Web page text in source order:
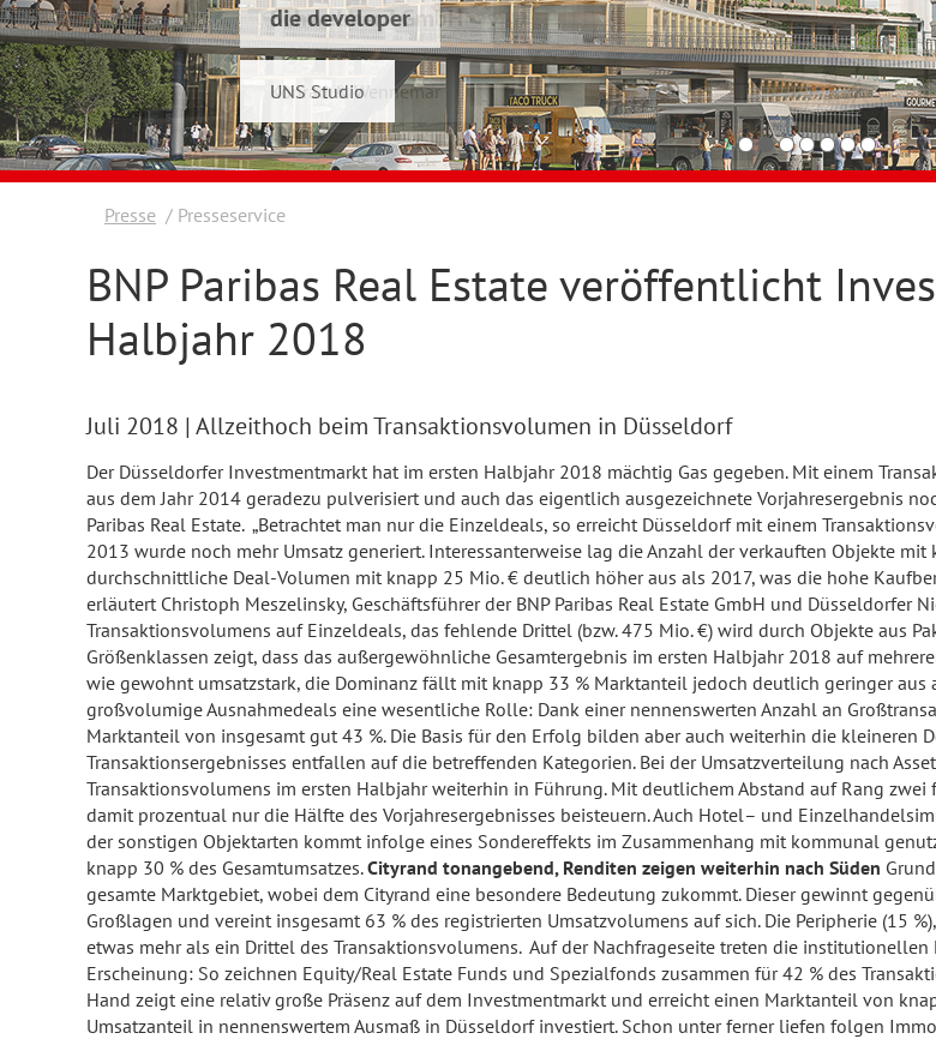
die developer
UNS Studio
Schwelmer7 GmbH
Konrad & Wennemar
Presse Presseservice
BNP Paribas Real Estate veröffentlicht
Halbjahr 2018
Juli 2018 | Allzeithoch beim Transaktionsvolumen in Düsseldorf
Der Düsseldorfer Investmentmarkt hat im ersten Halbjahr 2018 mächtig Gas gegeben. Mit einem
aus dem Jahr 2014 geradezu pulverisiert und auch das eigentlich ausgezeichnete Vorjahresergebnis
Paribas Real Estate. „Betrachtet man nur die Einzeldeals, so erreicht Düsseldorf mit einem
2013 wurde noch mehr Umsatz generiert. Interessanterweise lag die Anzahl der verkauften Objekte
durchschnittliche Deal-Volumen mit knapp 25 Mio. € deutlich höher aus als 2017, was die hohe
erläutert Christoph Meszelinsky, Geschäftsführer der BNP Paribas Real Estate GmbH und
Transaktionsvolumens auf Einzeldeals, das fehlende Drittel (bzw. 475 Mio. €) wird durch Objekte aus
Größenklassen zeigt, dass das außergewöhnliche Gesamtergebnis im ersten Halbjahr 2018 auf
wie gewohnt umsatzstark, die Dominanz fällt mit knapp 33 % Marktanteil jedoch deutlich geringer aus
großvolumige Ausnahmedeals eine wesentliche Rolle: Dank einer nennenswerten Anzahl an
Marktanteil von insgesamt gut 43 %. Die Basis für den Erfolg bilden aber auch weiterhin die kleineren
Transaktionsergebnisses entfallen auf die betreffenden Kategorien. Bei der Umsatzverteilung nach
Transaktionsvolumens im ersten Halbjahr weiterhin in Führung. Mit deutlichem Abstand auf Rang
damit prozentual nur die Hälfte des Vorjahresergebnisses beisteuern. Auch Hotel– und
der sonstigen Objektarten kommt infolge eines Sondereffekts im Zusammenhang mit kommunal
knapp 30 % des Gesamtumsatzes.Cityrand tonangebend, Renditen zeigen weiterhin nach Süden
gesamte Marktgebiet, wobei dem Cityrand eine besondere Bedeutung zukommt. Dieser gewinnt
Großlagen und vereint insgesamt 63 % des registrierten Umsatzvolumens auf sich. Die Peripherie (15
etwas mehr als ein Drittel des Transaktionsvolumens. Auf der Nachfrageseite treten die
Erscheinung: So zeichnen Equity/Real Estate Funds und Spezialfonds zusammen für 42 % des
Hand zeigt eine relativ große Präsenz auf dem Investmentmarkt und erreicht einen Marktanteil von
Umsatzanteil in nennenswertem Ausmaß in Düsseldorf investiert. Schon unter ferner liefen folgen